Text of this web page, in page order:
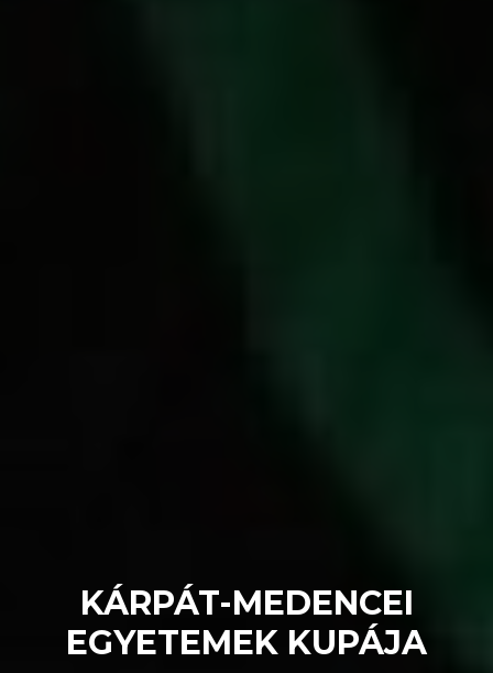
KÁRPÁT-MEDENCEI
EGYETEMEK KUPÁJA